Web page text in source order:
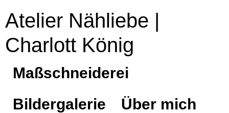
Atelier Nähliebe |
Charlott König
Maßschneiderei
Bildergalerie
Über mich